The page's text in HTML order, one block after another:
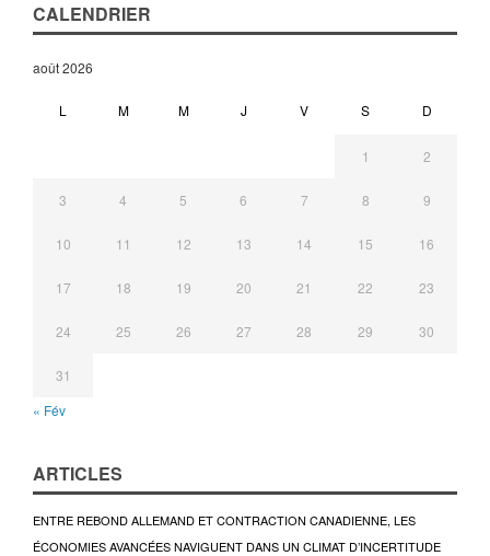
CALENDRIER
août 2026
L M M J V S D
1 2
3 4 5 6 7 8 9
10 11 12 13 14 15 16
17 18 19 20 21 22 23
24 25 26 27 28 29 30
31
« Fév
ARTICLES
ENTRE REBOND ALLEMAND ET CONTRACTION CANADIENNE, LES
ÉCONOMIES AVANCÉES NAVIGUENT DANS UN CLIMAT D’INCERTITUDE